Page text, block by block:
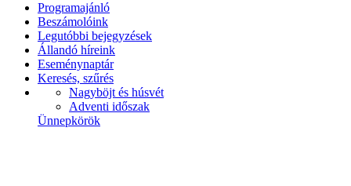
Programajánló
Beszámolóink
Legutóbbi bejegyzések
Állandó híreink
Eseménynaptár
Keresés, szűrés
Nagyböjt és húsvét
Adventi időszak
Ünnepkörök